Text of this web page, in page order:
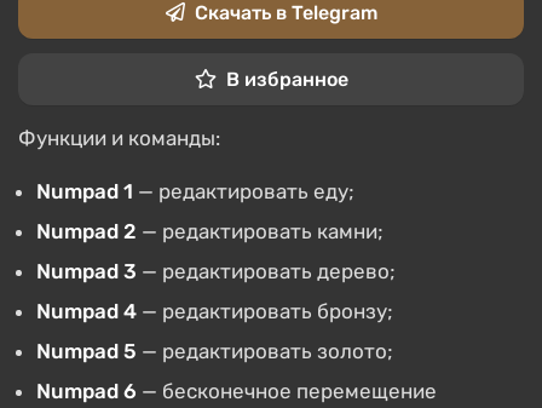
Скачать в Telegram
В избранное
Функции и команды:
Numpad 1 — редактировать еду;
Numpad 2 — редактировать камни;
Numpad 3 — редактировать дерево;
Numpad 4 — редактировать бронзу;
Numpad 5 — редактировать золото;
Numpad 6 — бесконечное перемещение